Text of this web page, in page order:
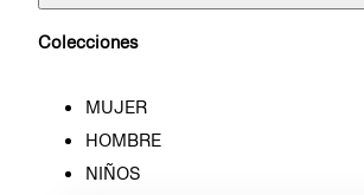
Colecciones
MUJER
HOMBRE
NIÑOS